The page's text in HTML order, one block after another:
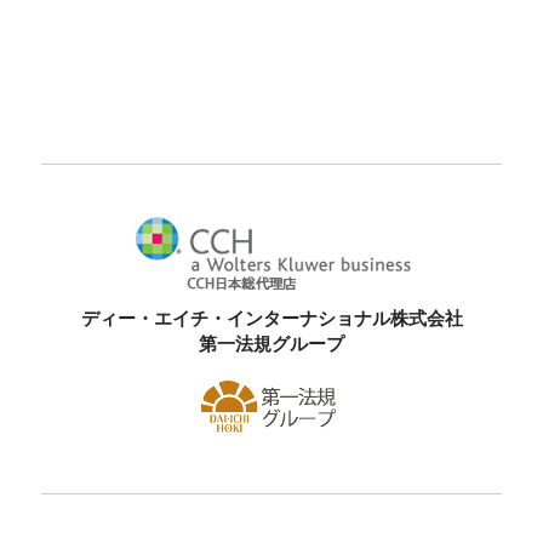
ディー・エイチ・インターナショナル株式会社
第一法規グループ